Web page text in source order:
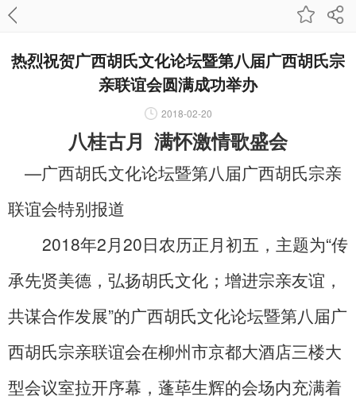
热烈祝贺广西胡氏文化论坛暨第八届广西胡氏宗
亲联谊会圆满成功举办
2018-02-20
八桂古月 满怀激情歌盛会
—广西胡氏文化论坛暨第八届广西胡氏宗亲
联谊会特别报道
2018年2月20日农历正月初五，主题为“传
承先贤美德，弘扬胡氏文化；增进宗亲友谊，
共谋合作发展”的广西胡氏文化论坛暨第八届广
西胡氏宗亲联谊会在柳州市京都大酒店三楼大
型会议室拉开序幕，蓬荜生辉的会场内充满着